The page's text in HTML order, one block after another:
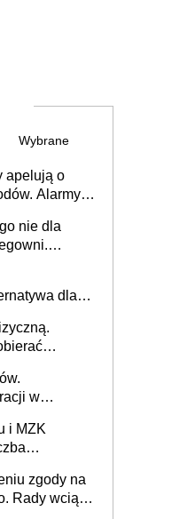
Wybrane
apelują o
Alarmy w
nie dla
dla
w
i MZK
zgody na
Rady wciąż